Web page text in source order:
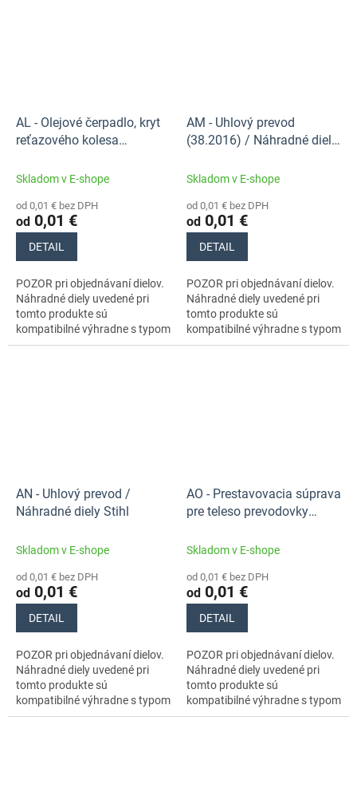
AL - Olejové čerpadlo, kryt
reťazového kolesa
Stihl
Skladom v E-shope
od 0,01 € bez DPH
od 0,01 €
DETAIL
POZOR pri objednávaní dielov.
Náhradné diely uvedené pri
tomto produkte sú
kompatibilné výhradne s typom
stroja s číslami 41380110602,
AM - Uhlový prevod
(38.2016) / Náhradné diely
Skladom v E-shope
od 0,01 € bez DPH
od 0,01 €
DETAIL
POZOR pri objednávaní dielov.
Náhradné diely uvedené pri
tomto produkte sú
kompatibilné výhradne s typom
stroja s číslami 41380110602,
AN - Uhlový prevod /
Náhradné diely Stihl
Skladom v E-shope
od 0,01 € bez DPH
od 0,01 €
DETAIL
POZOR pri objednávaní dielov.
Náhradné diely uvedené pri
tomto produkte sú
kompatibilné výhradne s typom
stroja s číslami 41380110602,
AO - Prestavovacia súprava
pre teleso prevodovky
Stihl
Skladom v E-shope
od 0,01 € bez DPH
od 0,01 €
DETAIL
POZOR pri objednávaní dielov.
Náhradné diely uvedené pri
tomto produkte sú
kompatibilné výhradne s typom
stroja s číslami 41380110602,